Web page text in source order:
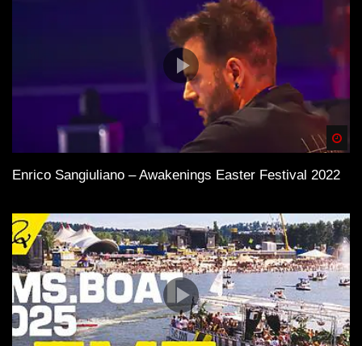
Enrico Sangiuliano – Awakenings Easter Festival 2022